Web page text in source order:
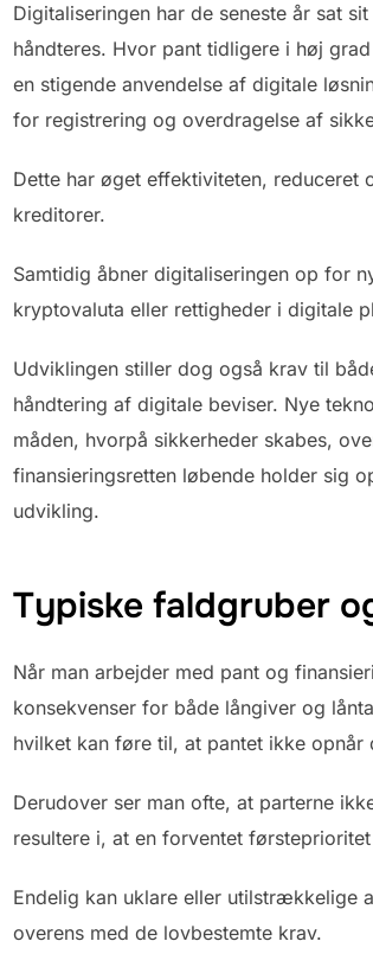
Digitaliseringen har de seneste år sat
håndteres. Hvor pant tidligere i høj
en stigende anvendelse af digitale
for registrering og overdragelse af
Dette har øget effektiviteten, reduceret
kreditorer.
Samtidig åbner digitaliseringen op for
kryptovaluta eller rettigheder i digitale
Udviklingen stiller dog også krav til
håndtering af digitale beviser. Nye
måden, hvorpå sikkerheder skabes,
finansieringsretten løbende holder sig
udvikling.
Typiske faldgruber
Når man arbejder med pant og
konsekvenser for både långiver og
hvilket kan føre til, at pantet ikke
Derudover ser man ofte, at parterne
resultere i, at en forventet
Endelig kan uklare eller utilstrækkelige
overens med de lovbestemte krav.